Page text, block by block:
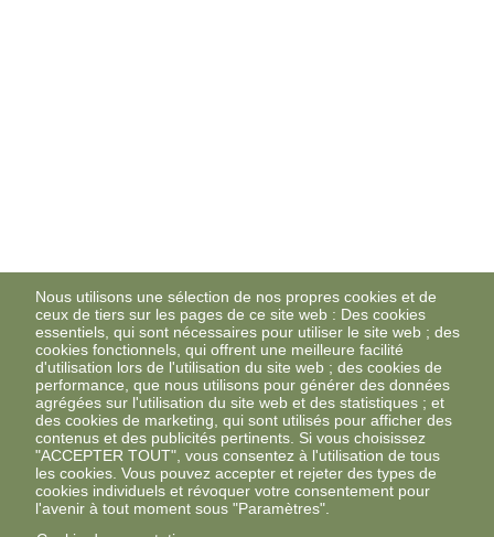
Nous utilisons une sélection de nos propres cookies et de
ceux de tiers sur les pages de ce site web : Des cookies
essentiels, qui sont nécessaires pour utiliser le site web ; des
cookies fonctionnels, qui offrent une meilleure facilité
d'utilisation lors de l'utilisation du site web ; des cookies de
performance, que nous utilisons pour générer des données
agrégées sur l'utilisation du site web et des statistiques ; et
des cookies de marketing, qui sont utilisés pour afficher des
contenus et des publicités pertinents. Si vous choisissez
"ACCEPTER TOUT", vous consentez à l'utilisation de tous
les cookies. Vous pouvez accepter et rejeter des types de
cookies individuels et révoquer votre consentement pour
l'avenir à tout moment sous "Paramètres".